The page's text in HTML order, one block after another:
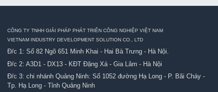
CÔNG TY TNHH GIẢI PHÁP PHÁT TRIỂN CÔNG NGHIỆP VIỆT NAM
VIETNAM INDUSTRY DEVELOPMENT SOLUTION CO., LTD
Đ/c 1: Số 82 Ngõ 651 Minh Khai - Hai Bà Trưng - Hà Nội.
Đ/c 2: A3D1 - DX13 - KĐT Đặng Xá - Gia Lâm - Hà Nội
Đ/c 3: chi nhánh Quảng Ninh: Số 1052 đường Hạ Long - P. Bãi Cháy -
Tp. Hạ Long - Tỉnh Quảng Ninh